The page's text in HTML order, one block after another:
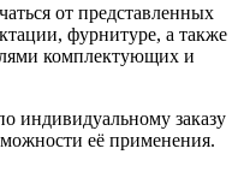
от представленных
фурнитуре, а также
комплектующих и
индивидуальному заказу
её применения.